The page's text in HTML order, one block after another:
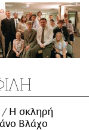
H σκληρή
Βλάχο